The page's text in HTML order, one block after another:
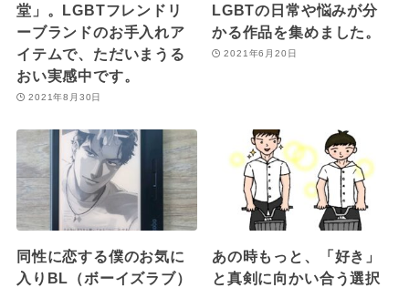
堂」。LGBTフレンドリ
ーブランドのお手入れア
イテムで、ただいまうる
おい実感中です。
2021年8月30日
LGBTの日常や悩みが分
かる作品を集めました。
2021年6月20日
同性に恋する僕のお気に
入りBL（ボーイズラブ）
あの時もっと、「好き」
と真剣に向かい合う選択